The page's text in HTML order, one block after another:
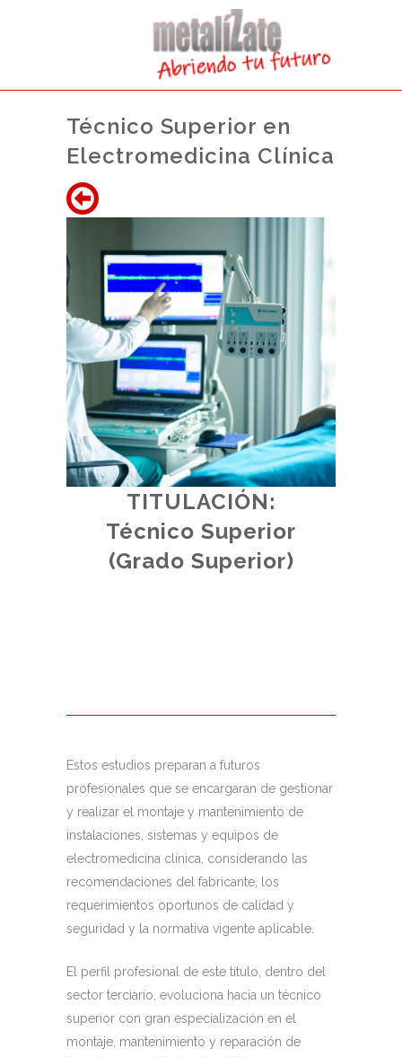
Técnico Superior en
Electromedicina Clínica
TITULACIÓN:
Técnico Superior
(Grado Superior)
Estos estudios preparan a futuros
profesionales que se encargaran de gestionar
y realizar el montaje y mantenimiento de
instalaciones, sistemas y equipos de
electromedicina clínica, considerando las
recomendaciones del fabricante, los
requerimientos oportunos de calidad y
seguridad y la normativa vigente aplicable.
El perfil profesional de este título, dentro del
sector terciario, evoluciona hacia un técnico
superior con gran especialización en el
montaje, mantenimiento y reparación de